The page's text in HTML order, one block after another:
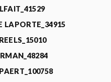
LAPORTE_34915